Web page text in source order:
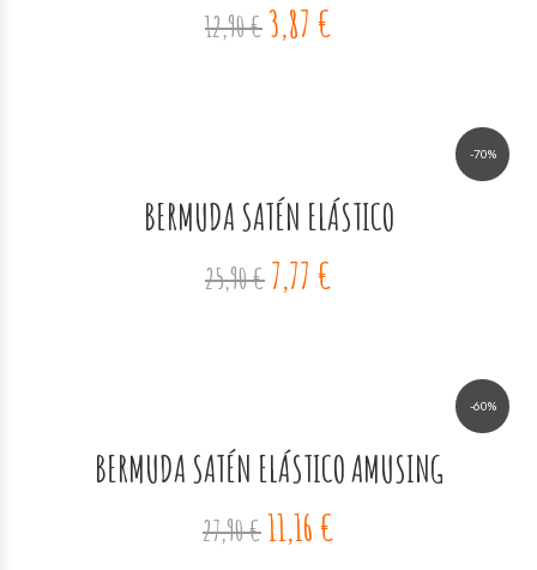
12,90 €3,87 €
-70%
BERMUDA SATÉN ELÁSTICO
25,90 € 7,77 €
-60%
BERMUDA SATÉN ELÁSTICO AMUSING
27,90 €11,16 €